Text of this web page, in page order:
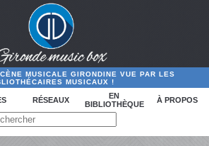
MUSICALE GIRONDINE VUE PAR LES
MUSICAUX !
RÉSEAUX
EN
BIBLIOTHÈQUE
À PROPOS